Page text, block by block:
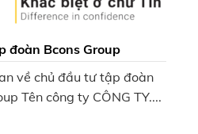
đoàn Bcons Group
về chủ đầu tư tập đoàn
Tên công ty CÔNG TY....